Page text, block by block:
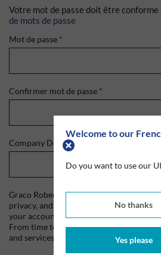
Welcome to our
Do you want to use our
No thanks
Yes please
Votre mot de passe doit être conforme
de mots de passe
Mot de passe *
Confirmer mot de passe *
Company Domain
Graco Roberts is committed to
privacy, and we'll only use your
your account and to provide the
From time to time, we would like to
and services, as well as other content